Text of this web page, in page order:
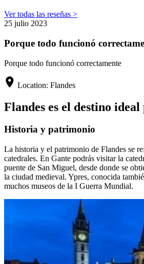
Ver todas las reseñas >
25 julio 2023
Porque todo funcionó
Porque todo funcionó correctamente
Location: Flandes
Flandes es el destino
Historia y patrimonio
La historia y el patrimonio de Flandes se
catedrales. En Gante podrás visitar la
puente de San Miguel, desde donde se
la ciudad medieval. Ypres, conocida
muchos museos de la I Guerra Mundial.